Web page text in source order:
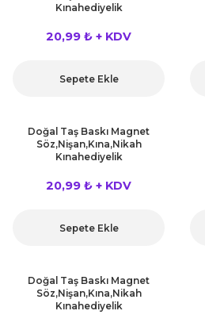
Kınahediyelik
20,99 ₺ + KDV
Sepete Ekle
Doğal Taş Baskı Magnet
Söz,Nişan,Kına,Nikah
Kınahediyelik
20,99 ₺ + KDV
Sepete Ekle
Doğal Taş Baskı Magnet
Söz,Nişan,Kına,Nikah
Kınahediyelik